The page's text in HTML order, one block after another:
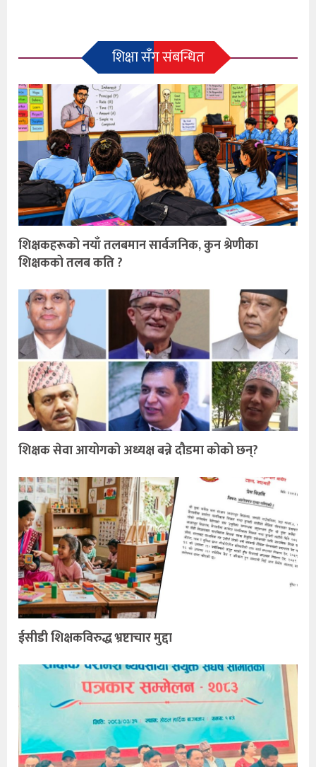
शिक्षा सँग संबन्धित
शिक्षकहरूको नयाँ तलबमान सार्वजनिक, कुन श्रेणीका
शिक्षकको तलब कति ?
शिक्षक सेवा आयोगको अध्यक्ष बन्ने दौडमा कोको छन्?
ईसीडी शिक्षकविरुद्ध भ्रष्टाचार मुद्दा